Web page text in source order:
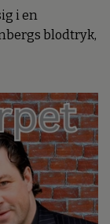
i en
blodtryk,